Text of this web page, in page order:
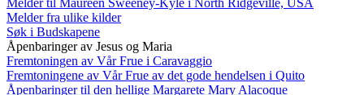
Melder fra ulike kilder
Søk i Budskapene
Åpenbaringer av Jesus og Maria
Fremtoningen av Vår Frue i Caravaggio
Fremtoningene av Vår Frue av det gode hendelsen i Quito
Åpenbaringer til den hellige Margarete Mary Alacoque